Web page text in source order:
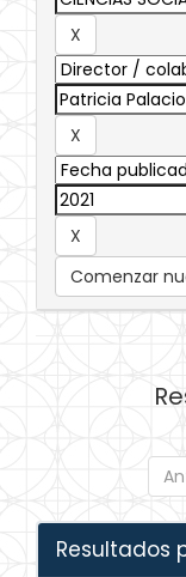
Comenzar
Resultados